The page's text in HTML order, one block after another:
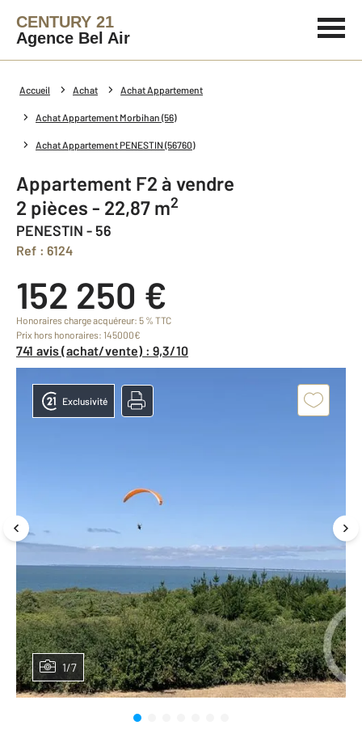
CENTURY 21
Agence Bel Air
Accueil Achat Achat Appartement
Achat Appartement Morbihan (56)
Achat Appartement PENESTIN (56760)
Appartement F2 à vendre
2 pièces - 22,87 m2
PENESTIN - 56
Ref : 6124
152 250 €
Honoraires charge acquéreur: 5 % TTC
Prix hors honoraires: 145000€
741 avis (achat/vente) : 9,3/10
1/7
Exclusivité